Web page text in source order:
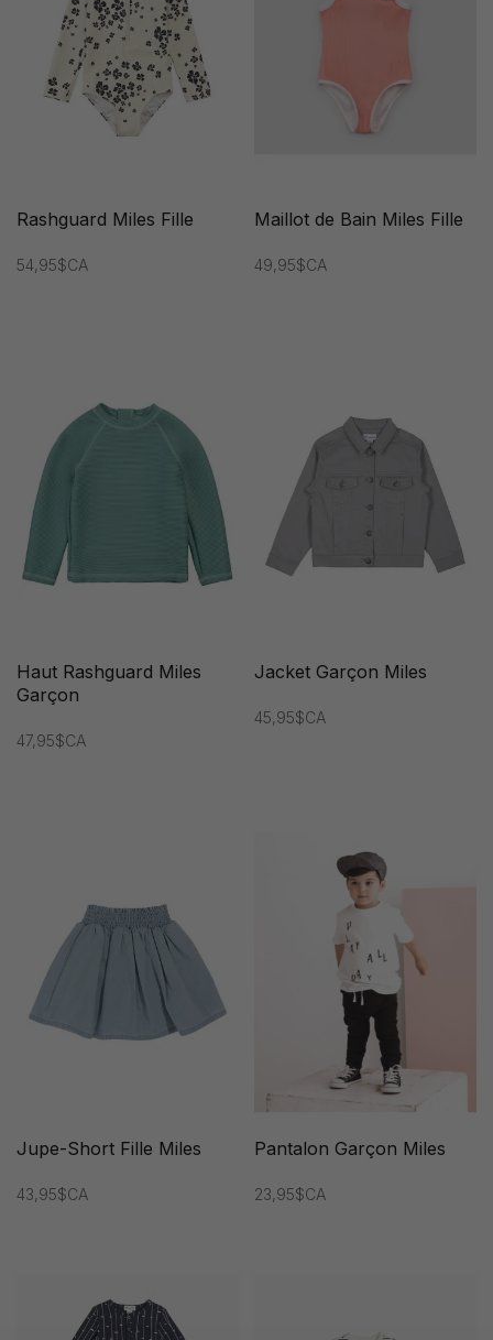
Rashguard Miles Fille
54,95$CA
Maillot de Bain Miles Fille
49,95$CA
Haut Rashguard Miles
Garçon
47,95$CA
Jacket Garçon Miles
45,95$CA
Jupe-Short Fille Miles
43,95$CA
Pantalon Garçon Miles
23,95$CA